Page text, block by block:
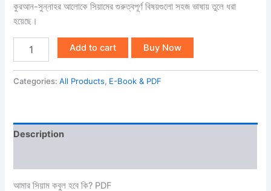
কুরআন-সুন্নাহর আলোকে সিয়ামের গুরুত্বপূর্ণ বিষয়গুলো সহজ ভাষায় তুলে ধরা
হয়েছে।
Add to cart Buy Now
Categories:All Products, E-Book & PDF
Description
আমার সিয়াম কবুল হবে কি? PDF